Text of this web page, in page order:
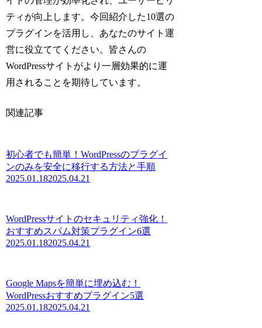
ティが向上します。今回紹介した10選の
プラグインを活用し、あなたのサイト運
営に役立ててください。皆さんの
WordPressサイトがより一層効果的に運
用されることを期待しています。
関連記事
初心者でも簡単！WordPressのプラグイ
ンのみを安全に移行する方法と手順
2025.01.182025.04.21
WordPressサイトのセキュリティ強化！
おすすめスパム対策プラグイン6選
2025.01.182025.04.21
Google Mapsを簡単に埋め込む！
WordPressおすすめプラグイン5選
2025.01.182025.04.21